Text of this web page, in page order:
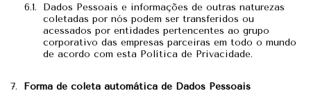
Dados Pessoais e informações de outras naturezas
coletadas por nós podem ser transferidos ou
acessados por entidades pertencentes ao grupo
corporativo das empresas parceiras em todo o mundo
de acordo com esta Política de Privacidade.
Forma de coleta automática de Dados Pessoais